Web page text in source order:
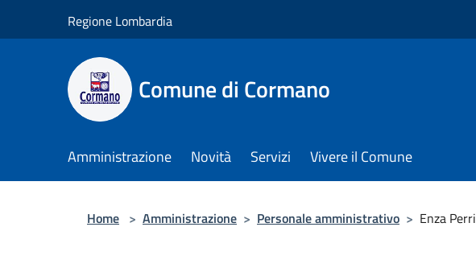
Regione Lombardia
Comune di Cormano
Amministrazione Novità Servizi Vivere il Comune
Home > Amministrazione > Personale amministrativo > Enza Perri